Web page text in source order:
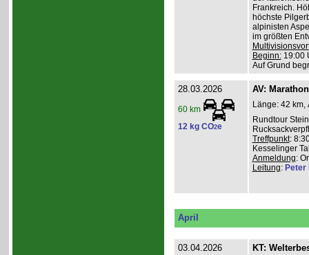
Frankreich.
höchste
alpinisten
im größten
Beginn:19:00
Auf Grund
28.03.2026
60 km
12 kg CO2e
AV:
Länge: 42 km,
Rundtour
Treffpunkt:
Kesselinger
Anmeldung:
Leitung: Peter
April
03.04.2026 KT: